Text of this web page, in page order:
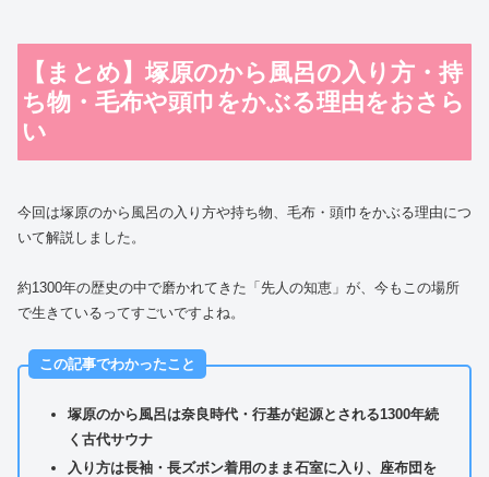
【まとめ】塚原のから風呂の入り方・持
ち物・毛布や頭巾をかぶる理由をおさら
い
今回は塚原のから風呂の入り方や持ち物、毛布・頭巾をかぶる理由につ
いて解説しました。
約1300年の歴史の中で磨かれてきた「先人の知恵」が、今もこの場所
で生きているってすごいですよね。
この記事でわかったこと
塚原のから風呂は奈良時代・行基が起源とされる1300年続
く古代サウナ
入り方は長袖・長ズボン着用のまま石室に入り、座布団を